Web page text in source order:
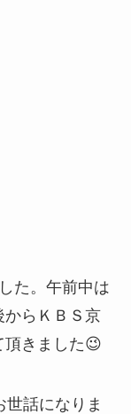
た。午前中は
からＫＢＳ京
頂きました😉
世話になりま